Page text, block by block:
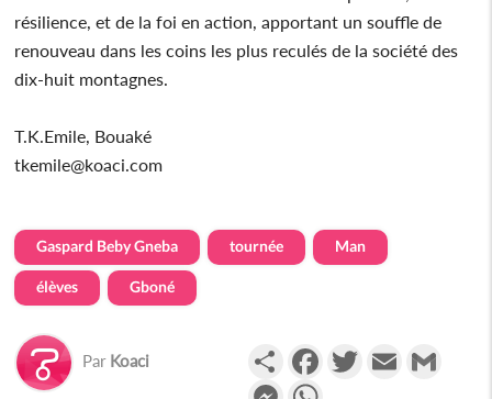
résilience, et de la foi en action, apportant un souffle de
renouveau dans les coins les plus reculés de la société des
dix-huit montagnes.
T.K.Emile, Bouaké
tkemile@koaci.com
Gaspard Beby Gneba tournée Man
élèves Gboné
Par Koaci PartagerFacebookTwitterEmail
Messenger